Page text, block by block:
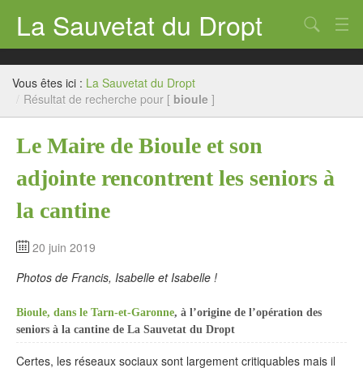
La Sauvetat du Dropt
Accueil
Mairie
Chercher
Vous êtes ici : La Sauvetat du Dropt
/ Résultat de recherche pour [ bioule ]
Le Maire de Bioule et son
adjointe rencontrent les seniors à
la cantine
20 juin 2019
Photos de Francis, Isabelle et Isabelle !
Bioule, dans le Tarn-et-Garonne, à l’origine de l’opération des
seniors à la cantine de La Sauvetat du Dropt
Certes, les réseaux sociaux sont largement critiquables mais il